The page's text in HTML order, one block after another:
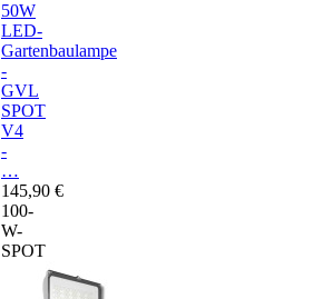
50W
LED-
Gartenbaulampe
-
GVL
SPOT
V4
-
…
145,90 €
100-
W-
SPOT